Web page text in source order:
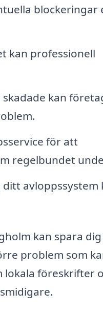
blockeringar
kan professionell
kan
för att
regelbundet
avloppssystem
kan spara
problem som
lokala föreskrifter